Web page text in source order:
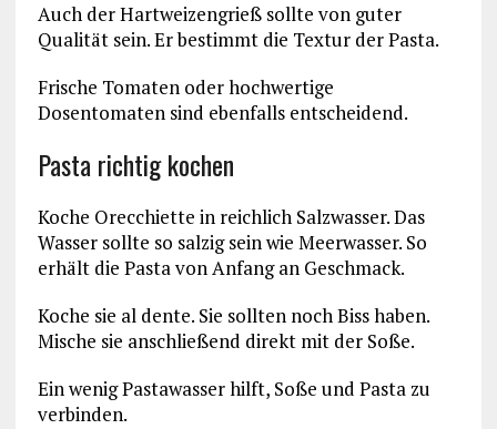
Auch der Hartweizengrieß sollte von guter
Qualität sein. Er bestimmt die Textur der Pasta.
Frische Tomaten oder hochwertige
Dosentomaten sind ebenfalls entscheidend.
Pasta richtig kochen
Koche Orecchiette in reichlich Salzwasser. Das
Wasser sollte so salzig sein wie Meerwasser. So
erhält die Pasta von Anfang an Geschmack.
Koche sie al dente. Sie sollten noch Biss haben.
Mische sie anschließend direkt mit der Soße.
Ein wenig Pastawasser hilft, Soße und Pasta zu
verbinden.